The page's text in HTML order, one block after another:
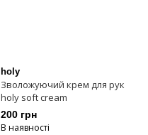
holy
Зволожуючий крем для рук
holy soft cream
200 грн
В наявності